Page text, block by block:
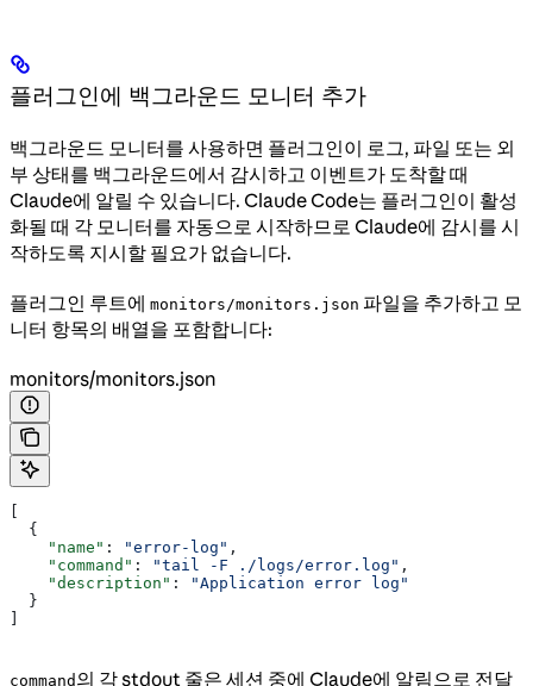
플러그인에 백그라운드 모니터 추가
백그라운드 모니터를 사용하면 플러그인이 로그, 파일 또는 외
부 상태를 백그라운드에서 감시하고 이벤트가 도착할 때
Claude에 알릴 수 있습니다. Claude Code는 플러그인이 활성
화될 때 각 모니터를 자동으로 시작하므로 Claude에 감시를 시
작하도록 지시할 필요가 없습니다.
플러그인 루트에 monitors/monitors.json 파일을 추가하고 모
니터 항목의 배열을 포함합니다:
monitors/monitors.json
[
  {
    "name"
: "error-log" ,
    "command"
: "tail -F ./logs/error.log" ,
    "description"
:
"Application error log"
  }
]
command 의 각 stdout 줄은 세션 중에 Claude에 알림으로 전달